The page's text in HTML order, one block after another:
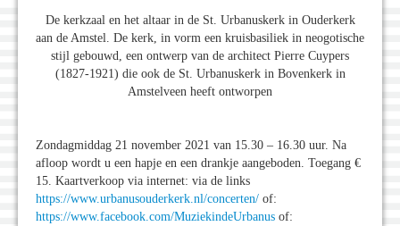
De kerkzaal en het altaar in de St. Urbanuskerk in Ouderkerk
aan de Amstel. De kerk, in vorm een kruisbasiliek in neogotische
stijl gebouwd, een ontwerp van de architect Pierre Cuypers
(1827-1921) die ook de St. Urbanuskerk in Bovenkerk in
Amstelveen heeft ontworpen
Zondagmiddag 21 november 2021 van 15.30 – 16.30 uur. Na
afloop wordt u een hapje en een drankje aangeboden. Toegang €
15. Kaartverkoop via internet: via de links
https://www.urbanusouderkerk.nl/concerten/ of:
https://www.facebook.com/MuziekindeUrbanus of: